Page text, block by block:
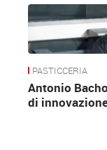
PASTICCERIA
Antonio
di